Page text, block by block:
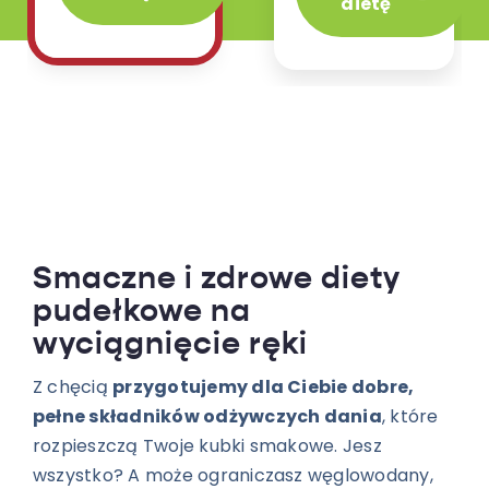
Smaczne i zdrowe diety
pudełkowe na
wyciągnięcie ręki
Z chęcią przygotujemy dla Ciebie dobre,
pełne składników odżywczych dania, które
rozpieszczą Twoje kubki smakowe. Jesz
wszystko? A może ograniczasz węglowodany,